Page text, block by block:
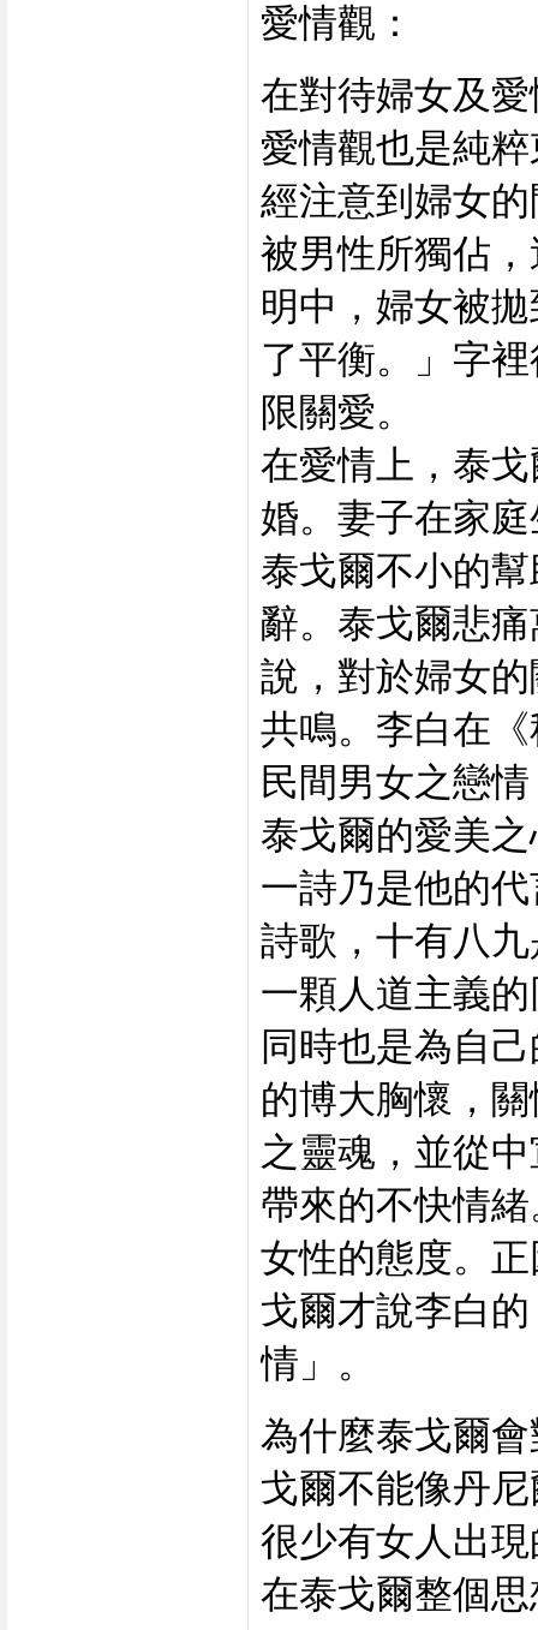
愛情觀：
在對待婦女及
愛情觀也是純
經注意到婦女
被男性所獨佔
明中，婦女被
了平衡。」字
限關愛。
在愛情上，泰
婚。妻子在家
泰戈爾不小的
辭。泰戈爾悲
說，對於婦女
共鳴。李白在
民間男女之戀
泰戈爾的愛美
一詩乃是他的
詩歌，十有八
一顆人道主義
同時也是為自
的博大胸懷，
之靈魂，並從
帶來的不快情
女性的態度。
戈爾才說李白
情」。
為什麼泰戈爾
戈爾不能像丹
很少有女人出
在泰戈爾整個